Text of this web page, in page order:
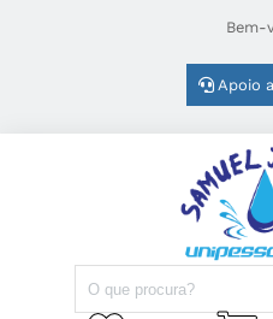
Bem-
Apoio